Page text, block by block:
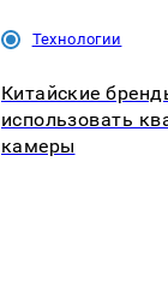
Технологии
Китайские
использовать
камеры